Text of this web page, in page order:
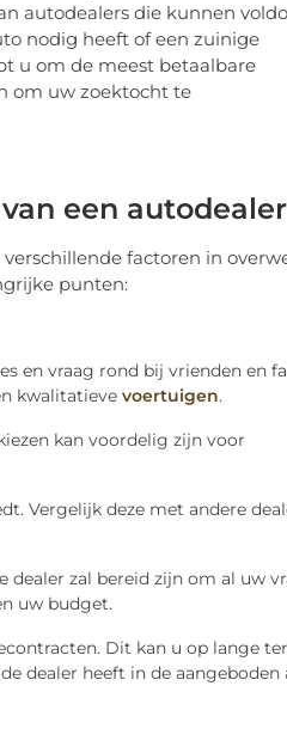
autodealers die kunnen
nodig heeft of een zuinige
u om de meest betaalbare
om uw zoektocht te
een autodealer
factoren in
punten:
en vraag rond bij vrienden en
kwalitatieve voertuigen.
kan voordelig zijn voor
Vergelijk deze met andere
dealer zal bereid zijn om al uw
uw budget.
Dit kan u op lange
dealer heeft in de aangeboden